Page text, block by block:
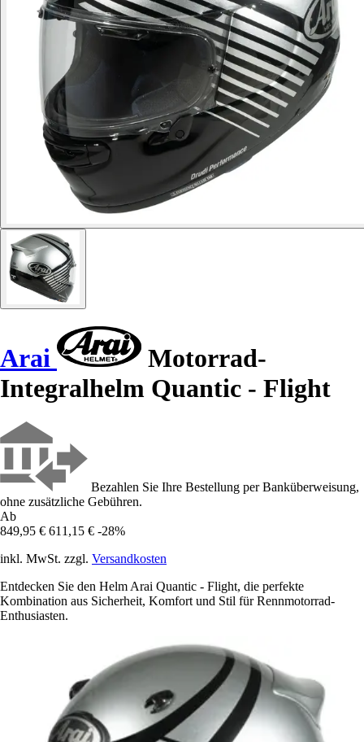
Arai
Motorrad-
Integralhelm Quantic - Flight
Bezahlen Sie Ihre Bestellung per Banküberweisung,
ohne zusätzliche Gebühren.
Ab
849,95 € 611,15 € -28%
inkl. MwSt. zzgl. Versandkosten
Entdecken Sie den Helm Arai Quantic - Flight, die perfekte
Kombination aus Sicherheit, Komfort und Stil für Rennmotorrad-
Enthusiasten.